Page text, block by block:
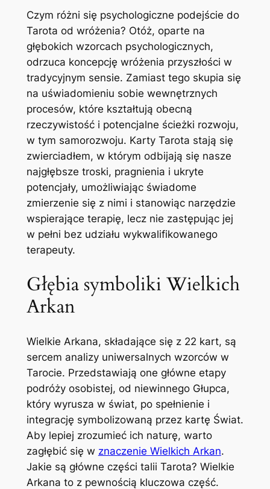
Czym różni się psychologiczne podejście do
Tarota od wróżenia? Otóż, oparte na
głębokich wzorcach psychologicznych,
odrzuca koncepcję wróżenia przyszłości w
tradycyjnym sensie. Zamiast tego skupia się
na uświadomieniu sobie wewnętrznych
procesów, które kształtują obecną
rzeczywistość i potencjalne ścieżki rozwoju,
w tym samorozwoju. Karty Tarota stają się
zwierciadłem, w którym odbijają się nasze
najgłębsze troski, pragnienia i ukryte
potencjały, umożliwiając świadome
zmierzenie się z nimi i stanowiąc narzędzie
wspierające terapię, lecz nie zastępując jej
w pełni bez udziału wykwalifikowanego
terapeuty.
Głębia symboliki Wielkich
Arkan
Wielkie Arkana, składające się z 22 kart, są
sercem analizy uniwersalnych wzorców w
Tarocie. Przedstawiają one główne etapy
podróży osobistej, od niewinnego Głupca,
który wyrusza w świat, po spełnienie i
integrację symbolizowaną przez kartę Świat.
Aby lepiej zrozumieć ich naturę, warto
zagłębić się w znaczenie Wielkich Arkan.
Jakie są główne części talii Tarota? Wielkie
Arkana to z pewnością kluczowa część.